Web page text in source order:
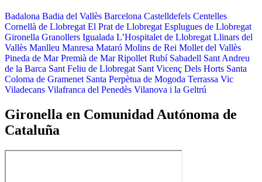
Badalona Badia del Vallès Barcelona Castelldefels Centelles
Cornellà de Llobregat El Prat de Llobregat Esplugues de Llobregat
Gironella Granollers Igualada L’Hospitalet de Llobregat Llinars del
Vallès Manlleu Manresa Mataró Molins de Rei Mollet del Vallès
Pineda de Mar Premià de Mar Ripollet Rubí Sabadell Sant Andreu
de la Barca Sant Feliu de Llobregat Sant Vicenç Dels Horts Santa
Coloma de Gramenet Santa Perpètua de Mogoda Terrassa Vic
Viladecans Vilafranca del Penedès Vilanova i la Geltrú
Gironella en Comunidad Autónoma de
Cataluña